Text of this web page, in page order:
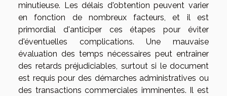
minutieuse. Les délais d'obtention peuvent varier
en fonction de nombreux facteurs, et il est
primordial d'anticiper ces étapes pour éviter
d'éventuelles complications. Une mauvaise
évaluation des temps nécessaires peut entraîner
des retards préjudiciables, surtout si le document
est requis pour des démarches administratives ou
des transactions commerciales imminentes. Il est